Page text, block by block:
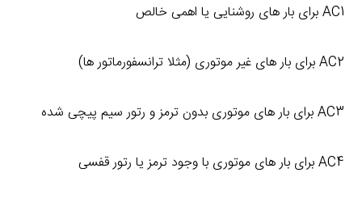
AC1 برای بار های روشنایی یا اهمی خالص
AC2 برای بار های غیر موتوری (مثلا ترانسفورماتور ها)
AC3 برای بار های موتوری بدون ترمز و رتور سیم پیچی شده
AC4 برای بار های موتوری با وجود ترمز یا رتور قفسی